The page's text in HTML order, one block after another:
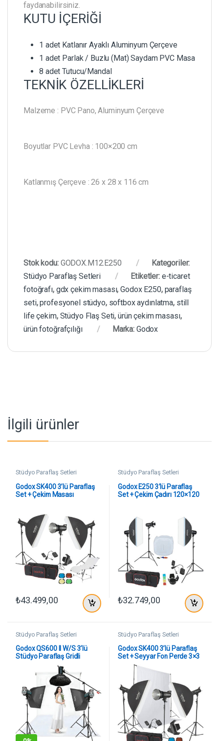
faydanabilirsiniz.
KUTU İÇERİĞİ
1 adet Katlanır Ayaklı Aluminyum Çerçeve
1 adet Parlak / Buzlu (Mat) Saydam PVC Masa
8 adet Tutucu/Mandal
TEKNİK ÖZELLİKLERİ
Malzeme : PVC Pano, Aluminyum Çerçeve
Boyutlar PVC Levha : 100×200 cm
Katlanmış Çerçeve : 26 x 28 x 116 cm
Stok kodu: GODOX.M12.E250
Kategoriler:
Stüdyo Paraflaş Setleri
Etiketler: e-ticaret
fotoğrafı, gdx çekim masası,Godox E250, paraflaş
seti,profesyonel stüdyo, softbox aydınlatma, still
life çekim, Stüdyo Flaş Seti,ürün çekim masası,
ürün fotoğrafçılığı
Marka: Godox
İlgili ürünler
Stüdyo Paraflaş Setleri
Godox SK400 3’lü Paraflaş
Set + Çekim Masası
₺43.499,00
Stüdyo Paraflaş Setleri
Godox E250 3’lü Paraflaş
Set + Çekim Çadırı 120×120
₺32.749,00
Stüdyo Paraflaş Setleri
Godox QS600 II W/S 3’lü
Stüdyo Paraflaş Gridli
SoftBox Kit (600 Watt) &
Stüdyo Fon Perde Sistemi
Stüdyo Paraflaş Setleri
Godox SK400 3’lü Paraflaş
Set + Seyyar Fon Perde 3×3
Metre